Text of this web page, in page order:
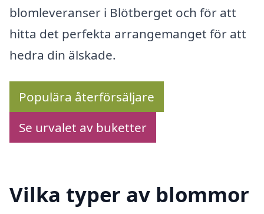
blomleveranser i Blötberget och för att
hitta det perfekta arrangemanget för att
hedra din älskade.
Populära återförsäljare
Se urvalet av buketter
Vilka typer av blommor